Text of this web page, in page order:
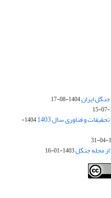
ایران1404-08-17
و فناوری سال 1403
1404-
مجله جنگل1403-01-16